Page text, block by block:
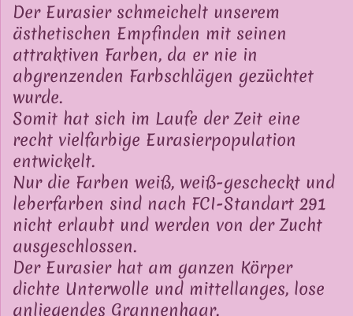
Der Eurasier schmeichelt unserem
ästhetischen Empfinden mit seinen
attraktiven Farben, da er nie in
abgrenzenden Farbschlägen gezüchtet
wurde.
Somit hat sich im Laufe der Zeit eine
recht vielfarbige Eurasierpopulation
entwickelt.
Nur die Farben weiß, weiß-gescheckt und
leberfarben sind nach FCI-Standart 291
nicht erlaubt und werden von der Zucht
ausgeschlossen.
Der Eurasier hat am ganzen Körper
dichte Unterwolle und mittellanges, lose
anliegendes Grannenhaar.